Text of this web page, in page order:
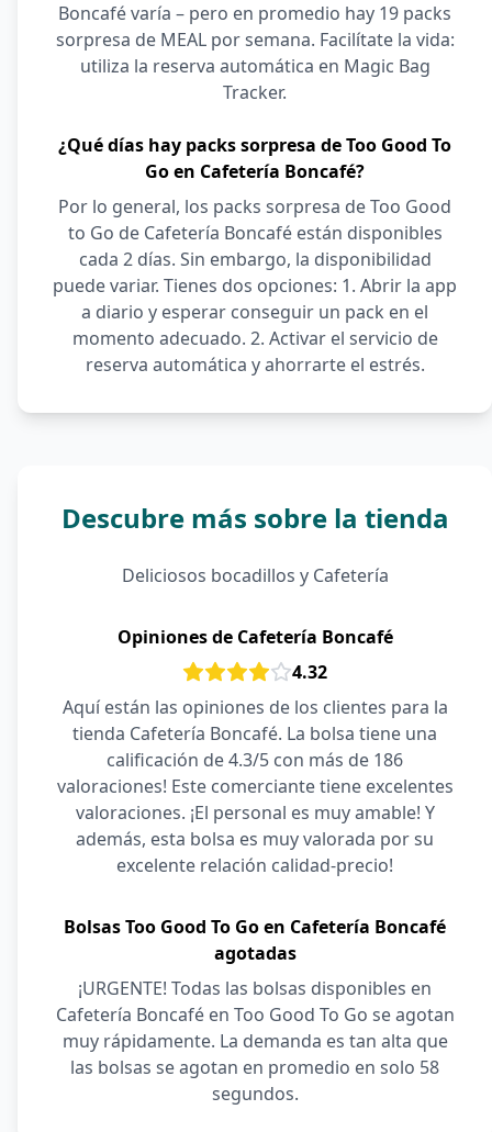
Boncafé varía – pero en promedio hay 19 packs
sorpresa de MEAL por semana. Facilítate la vida:
utiliza la reserva automática en Magic Bag
Tracker.
¿Qué días hay packs sorpresa de Too Good To
Go en Cafetería Boncafé?
Por lo general, los packs sorpresa de Too Good
to Go de Cafetería Boncafé están disponibles
cada 2 días. Sin embargo, la disponibilidad
puede variar. Tienes dos opciones: 1. Abrir la app
a diario y esperar conseguir un pack en el
momento adecuado. 2. Activar el servicio de
reserva automática y ahorrarte el estrés.
Descubre más sobre la tienda
Deliciosos bocadillos y Cafetería
Opiniones de Cafetería Boncafé
4.32
Aquí están las opiniones de los clientes para la
tienda Cafetería Boncafé. La bolsa tiene una
calificación de 4.3/5 con más de 186
valoraciones! Este comerciante tiene excelentes
valoraciones. ¡El personal es muy amable! Y
además, esta bolsa es muy valorada por su
excelente relación calidad-precio!
Bolsas Too Good To Go en Cafetería Boncafé
agotadas
¡URGENTE! Todas las bolsas disponibles en
Cafetería Boncafé en Too Good To Go se agotan
muy rápidamente. La demanda es tan alta que
las bolsas se agotan en promedio en solo 58
segundos.